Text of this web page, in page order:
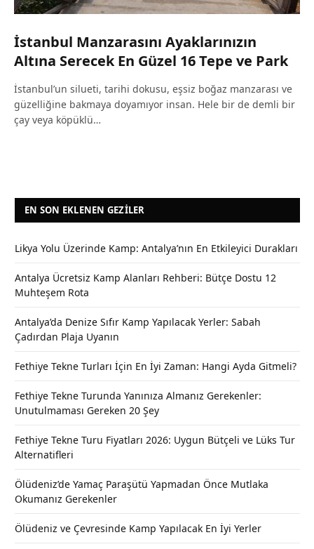
İstanbul Manzarasını Ayaklarınızın
Altına Serecek En Güzel 16 Tepe ve Park
İstanbul’un silueti, tarihi dokusu, eşsiz boğaz manzarası ve
güzelliğine bakmaya doyamıyor insan. Hele bir de demli bir
çay veya köpüklü…
EN SON EKLENEN GEZILER
Likya Yolu Üzerinde Kamp: Antalya’nın En Etkileyici Durakları
Antalya Ücretsiz Kamp Alanları Rehberi: Bütçe Dostu 12
Muhteşem Rota
Antalya’da Denize Sıfır Kamp Yapılacak Yerler: Sabah
Çadırdan Plaja Uyanın
Fethiye Tekne Turları İçin En İyi Zaman: Hangi Ayda Gitmeli?
Fethiye Tekne Turunda Yanınıza Almanız Gerekenler:
Unutulmaması Gereken 20 Şey
Fethiye Tekne Turu Fiyatları 2026: Uygun Bütçeli ve Lüks Tur
Alternatifleri
Ölüdeniz’de Yamaç Paraşütü Yapmadan Önce Mutlaka
Okumanız Gerekenler
Ölüdeniz ve Çevresinde Kamp Yapılacak En İyi Yerler